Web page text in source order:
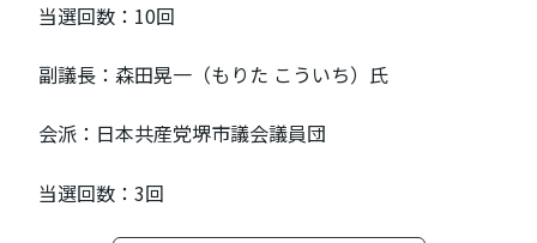
当選回数：10回
副議長：森田晃一（もりた こういち）氏
会派：日本共産党堺市議会議員団
当選回数：3回